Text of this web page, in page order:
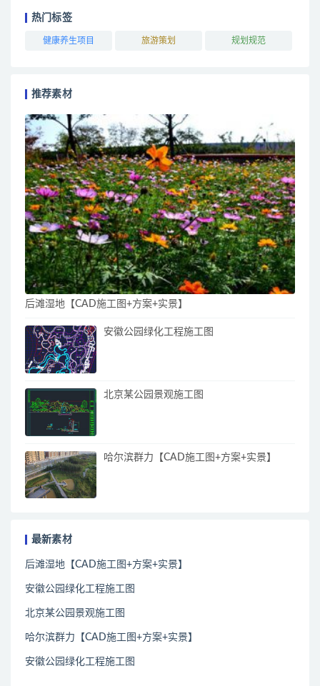
热门标签
健康养生项目 旅游策划 规划规范
推荐素材
后滩湿地【CAD施工图+方案+实景】
安徽公园绿化工程施工图
北京某公园景观施工图
哈尔滨群力【CAD施工图+方案+实景】
最新素材
后滩湿地【CAD施工图+方案+实景】
安徽公园绿化工程施工图
北京某公园景观施工图
哈尔滨群力【CAD施工图+方案+实景】
安徽公园绿化工程施工图